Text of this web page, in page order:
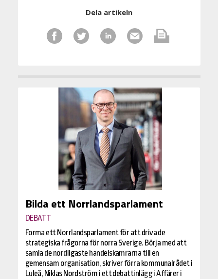
Dela artikeln
Bilda ett Norrlandsparlament
DEBATT
Forma ett Norrlandsparlament för att driva de
strategiska frågorna för norra Sverige. Börja med att
samla de nordligaste handelskamrarna till en
gemensam organisation, skriver förra kommunalrådet i
Luleå, Niklas Nordström i ett debattinlägg i Affärer i